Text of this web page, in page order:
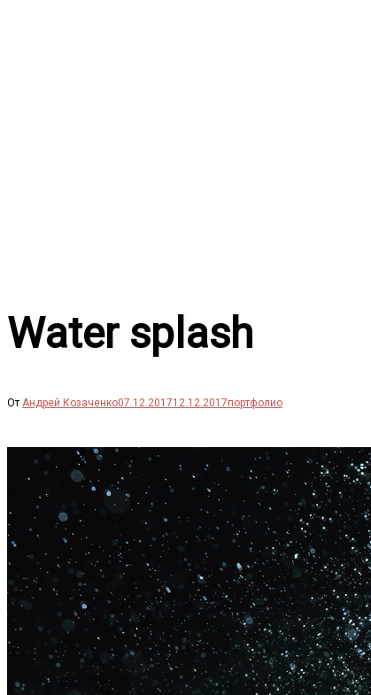
Water splash
От Андрей Козаченко07.12.201712.12.2017портфолио